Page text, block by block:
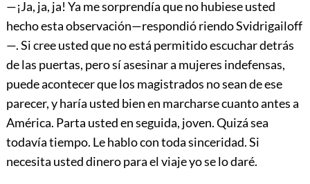
—¡Ja, ja, ja! Ya me sorprendía que no hubiese usted
hecho esta observación—respondió riendo Svidrigailoff
—. Si cree usted que no está permitido escuchar detrás
de las puertas, pero sí asesinar a mujeres indefensas,
puede acontecer que los magistrados no sean de ese
parecer, y haría usted bien en marcharse cuanto antes a
América. Parta usted en seguida, joven. Quizá sea
todavía tiempo. Le hablo con toda sinceridad. Si
necesita usted dinero para el viaje yo se lo daré.